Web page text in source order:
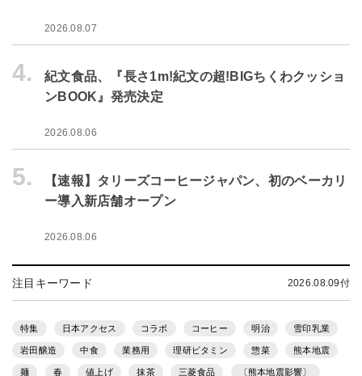
2026.08.07
4.
紀文食品、『長さ1m!紀文の超!BIGちくわクッショ
ンBOOK』発売決定
2026.08.06
5.
【速報】タリーズコーヒージャパン、初のベーカリ
ー導入新店舗オープン
2026.08.06
注目キーワード 2026.08.09付
特集 日本アクセス コラボ コーヒー 明治 雪印乳業
岩田醸造 中食 業務用 理研ビタミン 惣菜 熊本地震
麺 春 値上げ 抹茶 三菱食品 〔熊本地震影響〕